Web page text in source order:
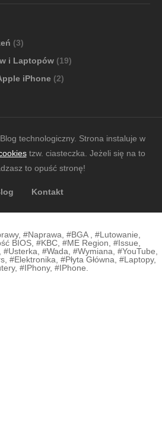
(3)
i Laptopów (19)
iPhone (2)
technologiczny. Strona instaluje w
tzw. ciasteczka. Jeżeli się na to
to opuść stronę!
Kontakt
#Naprawa, #BGA , #Lutowanie,
BIOS, #KBC, #ME Region, #Issue,
#Wada, #Wymiana, #YouTube,
#Elektronika, #Płyta Główna, #Laptopy,
#IPhony, #IPhone.